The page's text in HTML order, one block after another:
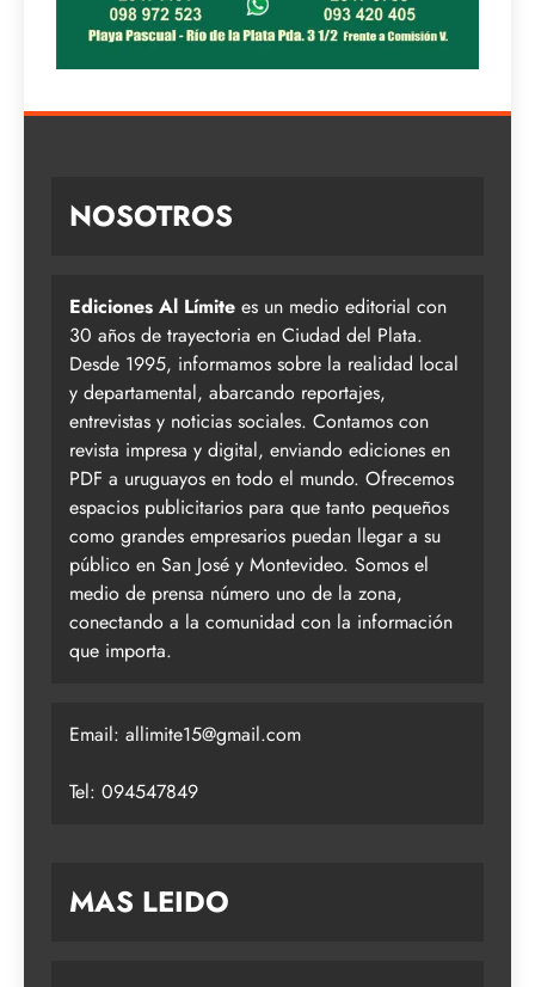
NOSOTROS
Ediciones Al Límite es un medio editorial con
30 años de trayectoria en Ciudad del Plata.
Desde 1995, informamos sobre la realidad local
y departamental, abarcando reportajes,
entrevistas y noticias sociales. Contamos con
revista impresa y digital, enviando ediciones en
PDF a uruguayos en todo el mundo. Ofrecemos
espacios publicitarios para que tanto pequeños
como grandes empresarios puedan llegar a su
público en San José y Montevideo. Somos el
medio de prensa número uno de la zona,
conectando a la comunidad con la información
que importa.
Email: allimite15@gmail.com
Tel: 094547849
MAS LEIDO